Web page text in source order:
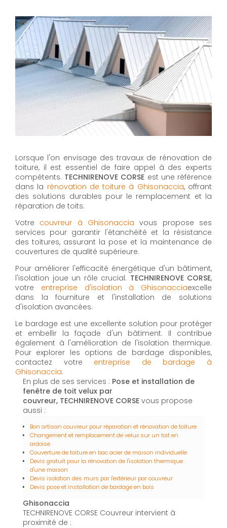
Lorsque l'on envisage des travaux de rénovation de
toiture, il est essentiel de faire appel à des experts
compétents. TECHNIRENOVE CORSE est une référence
dans la rénovation de toiture à Ghisonaccia, offrant
des solutions durables pour le remplacement et la
réparation de toits.
Votre couvreur à Ghisonaccia vous propose ses
services pour garantir l'étanchéité et la résistance
des toitures, assurant la pose et la maintenance de
couvertures de qualité supérieure.
Pour améliorer l'efficacité énergétique d'un bâtiment,
l'isolation joue un rôle crucial. TECHNIRENOVE CORSE,
votre entreprise d'isolation à Ghisonacciaexcelle
dans la fourniture et l'installation de solutions
d'isolation avancées.
Le bardage est une excellente solution pour protéger
et embellir la façade d'un bâtiment. Il contribue
également à l'amélioration de l'isolation thermique.
Pour explorer les options de bardage disponibles,
contactez votre entreprise de bardage à
Ghisonaccia.
En plus de ses services : Pose et installation de
fenêtre de toit velux par
couvreur, TECHNIRENOVE CORSE vous propose
aussi :
Bon artisan couvreur pour réparation et rénovation de toiture
Changement et remplacement de velux sur un toit en
ardoise
Couverture de toiture en bac acier de maison individuelle
Devis gratuit pour la rénovation de l'isolation thermique
d'une maison
Devis isolation des murs par l'extérieur par couvreur
Devis pose et installation de bardage en bois
Ghisonaccia
TECHNIRENOVE CORSE Couvreur intervient à
proximité de :